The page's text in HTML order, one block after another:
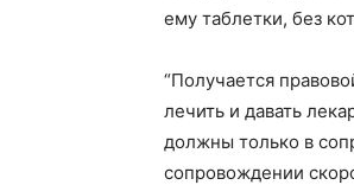
ему таблетки, без
“Получается
лечить и давать
должны только в
сопровождении